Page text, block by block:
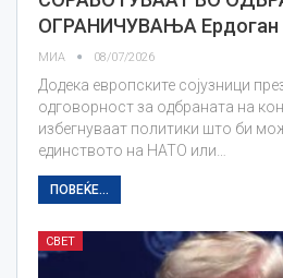
ОГРАНИЧУВАЊА Ердоган
МИА 08/07/2026
Додека европските сојузници
одговорност за одбраната на
избегнуваат политики што би
единството на НАТО или…
ПОВЕЌЕ...
СВЕТ